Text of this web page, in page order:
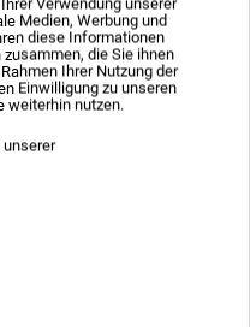
Verwendung unserer
Medien, Werbung und
diese Informationen
die Sie ihnen
Ihrer Nutzung der
Einwilligung zu unseren
weiterhin nutzen.
resistent.
størrelser.
for dette